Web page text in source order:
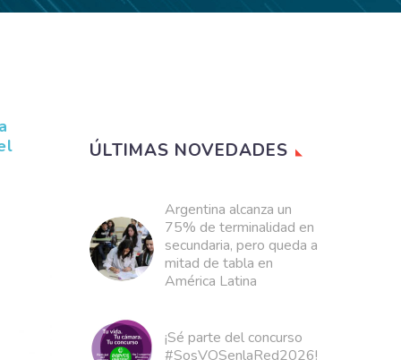
ÚLTIMAS NOVEDADES
Argentina alcanza un
75% de terminalidad en
secundaria, pero queda a
mitad de tabla en
América Latina
¡Sé parte del concurso
#SosVOSenlaRed2026!